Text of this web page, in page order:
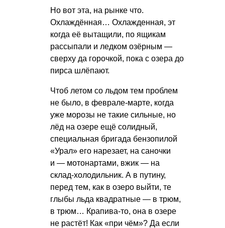
Но вот эта, на рынке что.
Охлаждённая… Охлажденная, эт
когда её вытащили, по ящикам
рассыпали и ледком озёрным —
сверху да горочкой, пока с озера до
пирса шлёпают.
Чтоб летом со льдом тем проблем
не было, в феврале-марте, когда
уже морозы не такие сильные, но
лёд на озере ещё солидный,
специальная бригада бензопилой
«Урал» его нарезает, на саночки
и — мотонартами, вжик — на
склад-холодильник. А в путину,
перед тем, как в озеро выйти, те
глыбы льда квадратные — в трюм,
в трюм… Крапива-то, она в озере
не растёт! Как «при чём»? Да если